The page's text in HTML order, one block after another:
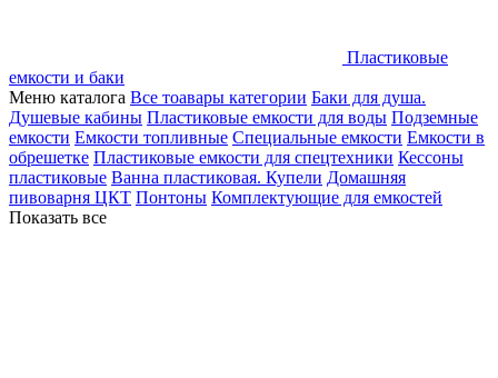
Пластиковые
емкости и баки
Меню каталога Все тоавары категории Баки для душа.
Душевые кабины Пластиковые емкости для воды Подземные
емкости Емкости топливные Специальные емкости Емкости в
обрешетке Пластиковые емкости для спецтехники Кессоны
пластиковые Ванна пластиковая. Купели Домашняя
пивоварня ЦКТ Понтоны Комплектующие для емкостей
Показать все